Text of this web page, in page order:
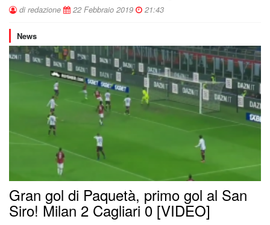
di redazione 22 Febbraio 2019 21:43
News
Gran gol di Paquetà, primo gol al San
Siro! Milan 2 Cagliari 0 [VIDEO]